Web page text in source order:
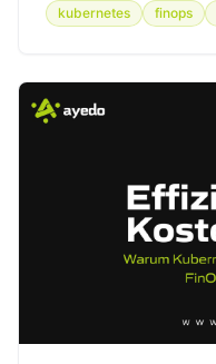
kubernetes finops